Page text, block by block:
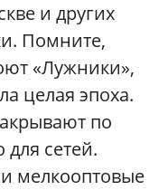
и других
Помните,
«Лужники»,
целая эпоха.
по
для сетей.
мелкооптовые